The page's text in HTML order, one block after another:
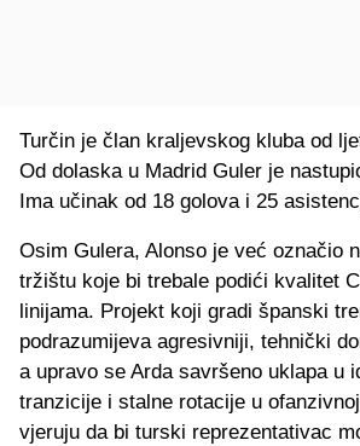
Turčin je član kraljevskog kluba od
Od dolaska u Madrid Guler je
Ima učinak od 18 golova i 25
Osim Gulera, Alonso je već označio
tržištu koje bi trebale podići kvalitet
linijama. Projekt koji gradi španski
podrazumijeva agresivniji, tehnički
a upravo se Arda savršeno uklapa u
tranzicije i stalne rotacije u
vjeruju da bi turski reprezentativac